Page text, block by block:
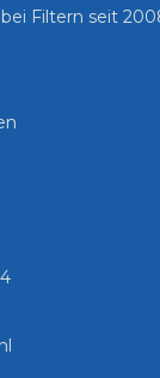
bei Filtern seit